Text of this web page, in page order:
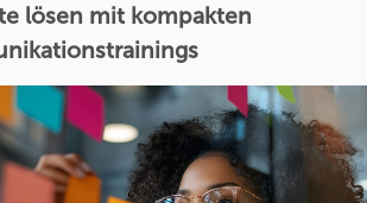
lösen mit kompakten